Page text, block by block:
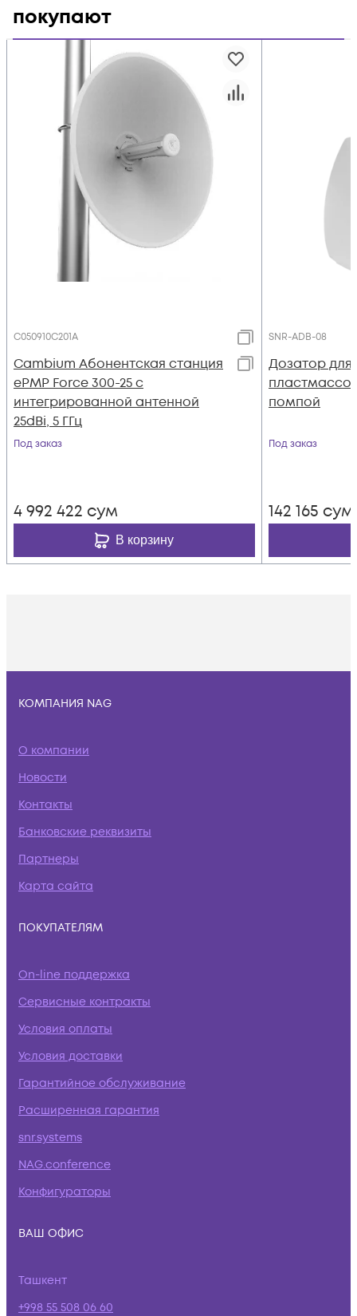
покупают
C050910C201A
Cambium Абонентская станция
ePMP Force 300-25 с
интегрированной антенной
25dBi, 5 ГГц
Под заказ
4 992 422 сум
В корзину
SNR-ADB-08
Дозатор для
помпой
Под заказ
142 165 сум
КОМПАНИЯ NAG
О компании
Новости
Контакты
Банковские реквизиты
Партнеры
Карта сайта
ПОКУПАТЕЛЯМ
On-line поддержка
Сервисные контракты
Условия оплаты
Условия доставки
Гарантийное обслуживание
Расширенная гарантия
snr.systems
NAG.conference
Конфигураторы
ВАШ ОФИС
Ташкент
+998 55 508 06 60